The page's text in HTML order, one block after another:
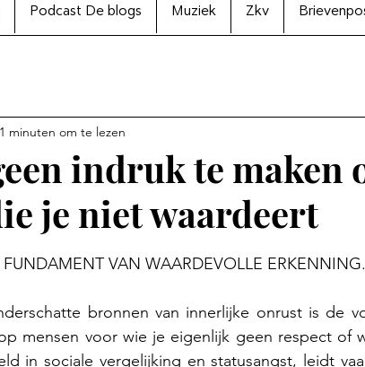
Podcast De blogs Muziek Zkv
indruk te maken
je niet waardeert
1 minuten om te lezen
uit 5 sterren.
VAN WAARDEVOLLE ERKENNING.
bronnen van innerlijke onrust is de
mensen voor wie je eigenlijk geen respect of
in sociale vergelijking en statusangst, leidt